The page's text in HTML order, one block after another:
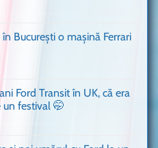
FerrariBucurești o mașină Ferrari
Ford Transit în UK, că era
un festival 🤭